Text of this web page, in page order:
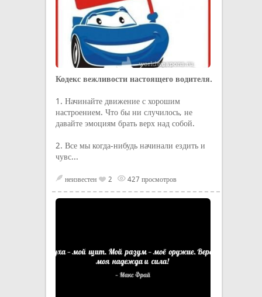
Кодекс вежливости настоящего водителя.
1. Начинайте движение с хорошим
настроением. Что бы ни случилось, не
давайте эмоциям брать верх над собой.
2. Все мы когда-нибудь начинали ездить и
чувс...
неизвестен 2 427 просмотров